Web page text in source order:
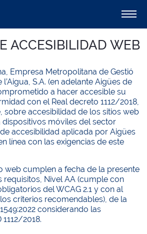
ACCESIBILIDAD WEB
Empresa Metropolitana de Gestió
S.A. (en adelante Aigües de
a hacer accesible su
con el Real decreto 1112/2018,
sobre accesibilidad de los sitios web
móviles del sector
accesibilidad aplicada por Aigües
línea con las exigencias de este
web cumplen a fecha de la presente
requisitos, Nivel AA (cumple con
del WCAG 2.1 y con al
criterios recomendables), de la
considerando las
2018.